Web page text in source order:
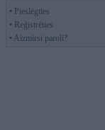
• Pieslēgties
• Reģistrēties
• Aizmirsi paroli?